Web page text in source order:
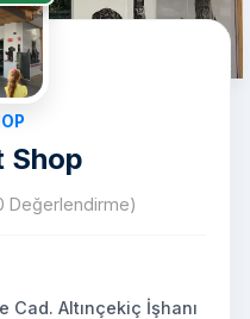
Shop
Değerlendirme)
Cad. Altınçekiç İşhanı